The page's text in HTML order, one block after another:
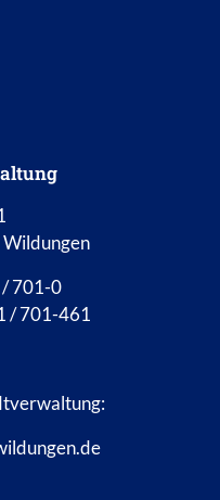
info@bad-wildungen.de
/ 701-0
/ 701-461